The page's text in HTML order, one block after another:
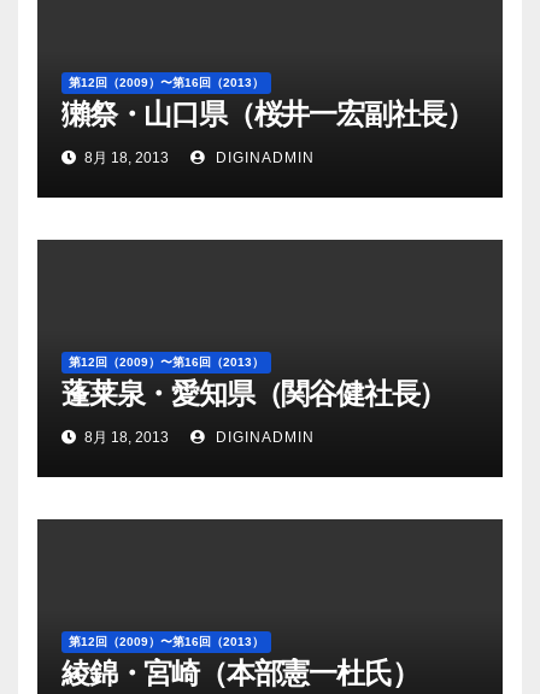
第12回（2009）〜第16回（2013）
獺祭・山口県（桜井一宏副社長）
8月 18, 2013 DIGINADMIN
第12回（2009）〜第16回（2013）
蓬莱泉・愛知県（関谷健社長）
8月 18, 2013 DIGINADMIN
第12回（2009）〜第16回（2013）
綾錦・宮崎（本部憲一杜氏）